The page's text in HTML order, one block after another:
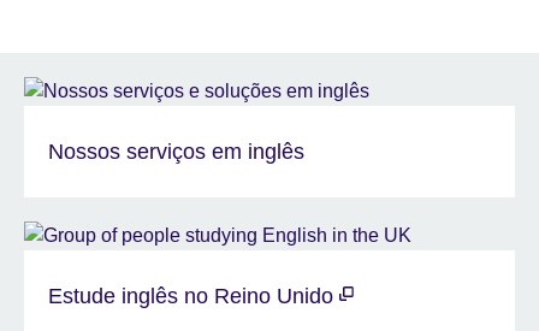
Nossos serviços em inglês
Estude inglês no Reino Unido